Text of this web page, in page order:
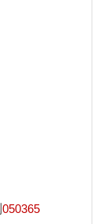
050365